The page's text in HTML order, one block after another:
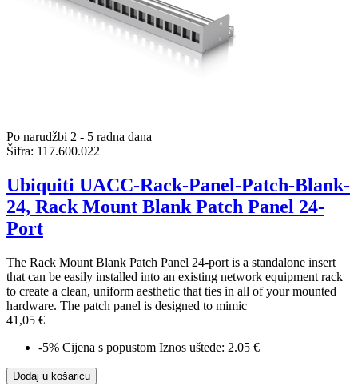
Po narudžbi 2 - 5 radna dana
Šifra: 117.600.022
Ubiquiti UACC-Rack-Panel-Patch-Blank-
24, Rack Mount Blank Patch Panel 24-
Port
The Rack Mount Blank Patch Panel 24-port is a standalone insert
that can be easily installed into an existing network equipment rack
to create a clean, uniform aesthetic that ties in all of your mounted
hardware. The patch panel is designed to mimic
41,05 €
-5% Cijena s popustom Iznos uštede: 2.05 €
Dodaj u košaricu